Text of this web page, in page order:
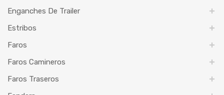
Enganches De Trailer
Estribos
Faros
Faros Camineros
Faros Traseros